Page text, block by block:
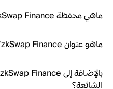
ماهي محفظة zkSwap Finance؟
ماهو عنوان zkSwap Finance؟
الشائعة؟